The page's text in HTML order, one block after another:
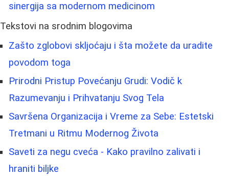
sinergija sa modernom medicinom
Tekstovi na srodnim blogovima
Zašto zglobovi skljoćaju i šta možete da uradite
povodom toga
Prirodni Pristup Povećanju Grudi: Vodič k
Razumevanju i Prihvatanju Svog Tela
Savršena Organizacija i Vreme za Sebe: Estetski
Tretmani u Ritmu Modernog Života
Saveti za negu cveća - Kako pravilno zalivati i
hraniti biljke